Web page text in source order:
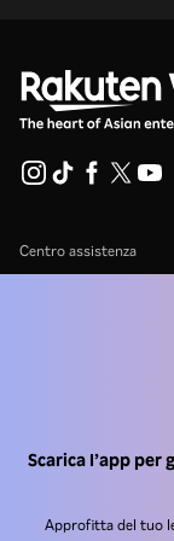
Scarica l’app
Approfitta del tuo
Centro assistenza
Informativa sulla